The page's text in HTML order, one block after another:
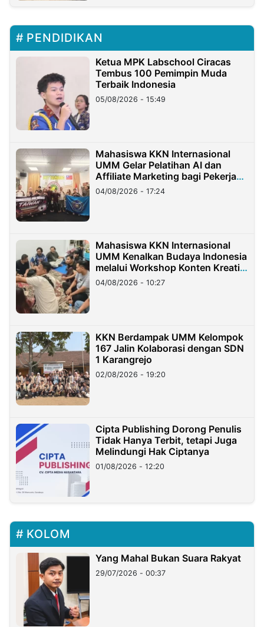
PENDIDIKAN
Ketua MPK Labschool Ciracas
Tembus 100 Pemimpin Muda
Terbaik Indonesia
05/08/2026 - 15:49
Mahasiswa KKN Internasional
UMM Gelar Pelatihan AI dan
Affiliate Marketing bagi Pekerja
Migran Indonesia di Taiwan
04/08/2026 - 17:24
Mahasiswa KKN Internasional
UMM Kenalkan Budaya Indonesia
melalui Workshop Konten Kreatif
di Taiwan
04/08/2026 - 10:27
KKN Berdampak UMM Kelompok
167 Jalin Kolaborasi dengan SDN
1 Karangrejo
02/08/2026 - 19:20
Cipta Publishing Dorong Penulis
Tidak Hanya Terbit, tetapi Juga
Melindungi Hak Ciptanya
01/08/2026 - 12:20
KOLOM
Yang Mahal Bukan Suara Rakyat
29/07/2026 - 00:37